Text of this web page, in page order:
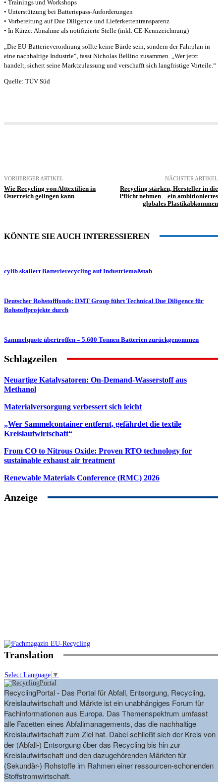
• Trainings und Workshops
• Unterstützung bei Batteriepass-Anforderungen
• Vorbereitung auf Due Diligence und Lieferkettentransparenz
• In Kürze: Abnahme als notifizierte Stelle (inkl. CE-Kennzeichnung)
„Die EU-Batterieverordnung sollte keine Bürde sein, sondern der Fahrplan in
eine nachhaltige Industrie“, fasst Nicholas Bellino zusammen. „Wer jetzt
handelt, sichert seine Marktzulassung und verschafft sich langfristige Vorteile.“
Quelle: TÜV Süd
VORHERIGER ARTIKEL
Wie Recycling von Alttextilien in
Österreich gelingen kann
NÄCHSTER ARTIKEL
Recycling stärken, Hersteller in die
Pflicht nehmen – ein ambitioniertes
globales Plastikabkommen
KÖNNTE SIE AUCH INTERESSIEREN
cylib skaliert Batterierecycling auf Industriemaßstab
Deutscher Rohstofffonds: DMT Group führt Technical Due Diligence für
Rohstoffprojekte durch
Sammelquote übertroffen – 5.600 Tonnen Batterien zurückgenommen
Schlagzeilen
Neuartige Katalysatoren: On-Demand-Wasserstoff aus
Methanol
Materialversorgung verbessert sich leicht
„Wer Sammelcontainer entfernt, gefährdet die textile
Kreislaufwirtschaft“
From CO to Nitrous Oxide: Proven RTO technology for
sustainable exhaust air treatment
Renewable Materials Conference (RMC) 2026
Anzeige
Translation
Select Language ▼
RecyclingPortal - Das Portal für Abfall, Entsorgung, Recycling,
Kreislaufwirtschaft und Märkte ist ein unabhängiges Forum für
Fachinformationen aus Europa. Das Themenspektrum umfasst
alle Facetten eines Abfallmanagements, das die nachhaltige
Kreislaufwirtschaft zum Ziel hat. Dabei schließt sich der Kreis von
der (Abfall-) Entsorgung über das Recycling bis hin zur
Kreislaufwirtschaft und den dazugehörenden Märkten für
(Sekundär-) Rohstoffe im Rahmen einer ressourcen-schonenden
Stoffstromwirtschaft.